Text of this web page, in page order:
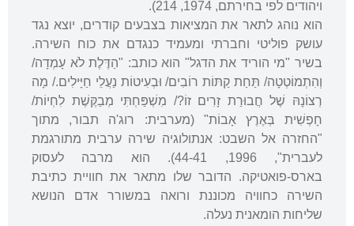
ויהודים לפי בחירתם, 1974, 214).
הוא נוהג לתאר את המציאות בצבעים קודרים, יוצא נגד
עושק פוליטי וחברתי ומעמיד כנגדם את כוח השירה.
בשיר "מי הוריד את הדגל" הוא כותב: "הַדֶּלֶת לֹא עָמְדָה/
וְהִתְמוֹטְטָה/ תַּחַת קַתּוֹת רוֹבִים/ וּבְעִיטוֹת נַעֲלֵי חַיָּילִים./ מָה
רְצוֹנָהּ שֶׁל חֲבוּרַת זָרִים זוֹ?/ מִשְׁפַּחְתִּי מְבַקֶּשֶׁת לִחְיוֹת/
חָפְשִׁית בְּאֶרֶץ אָבוֹת" (מערבית: רוג'ה תבור, מתוך
"החזרה אל השבט: אנתולוגיה שירה ערבית מתורגמת
לעברית", 1996, 44-41). הוא מרבה לעסוק
בארס-פואטיקה. הדובר שלו מתאר את חוויית כתיבת
השירה כחוויה מכוננת ורואה במשורר אדם הנושא
שליחות הומאנית נעלה.